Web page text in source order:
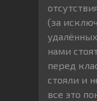
(за
нами
перед
стояли и
все это